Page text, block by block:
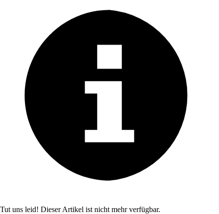
Tut uns leid! Dieser Artikel ist nicht mehr verfügbar.